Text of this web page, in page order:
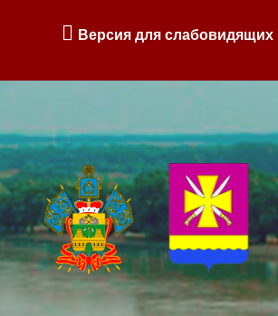
Версия для слабовидящих